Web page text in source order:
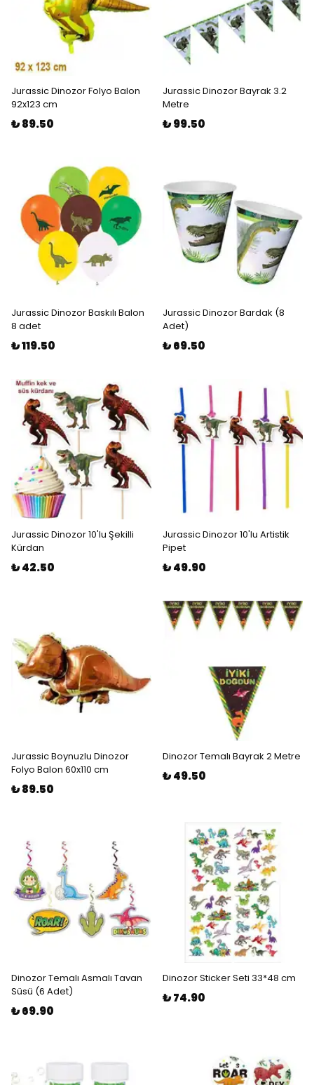
Jurassic Dinozor Folyo Balon
92x123 cm
₺ 89.50
Jurassic Dinozor Bayrak 3.2
Metre
₺ 99.50
Jurassic Dinozor Baskılı Balon
8 adet
₺ 119.50
Jurassic Dinozor Bardak (8
Adet)
₺ 69.50
Jurassic Dinozor 10'lu Şekilli
Kürdan
₺ 42.50
Jurassic Dinozor 10'lu Artistik
Pipet
₺ 49.90
Jurassic Boynuzlu Dinozor
Folyo Balon 60x110 cm
₺ 89.50
Dinozor Temalı Bayrak 2 Metre
₺ 49.50
Dinozor Temalı Asmalı Tavan
Süsü (6 Adet)
₺ 69.90
Dinozor Sticker Seti 33*48 cm
₺ 74.90